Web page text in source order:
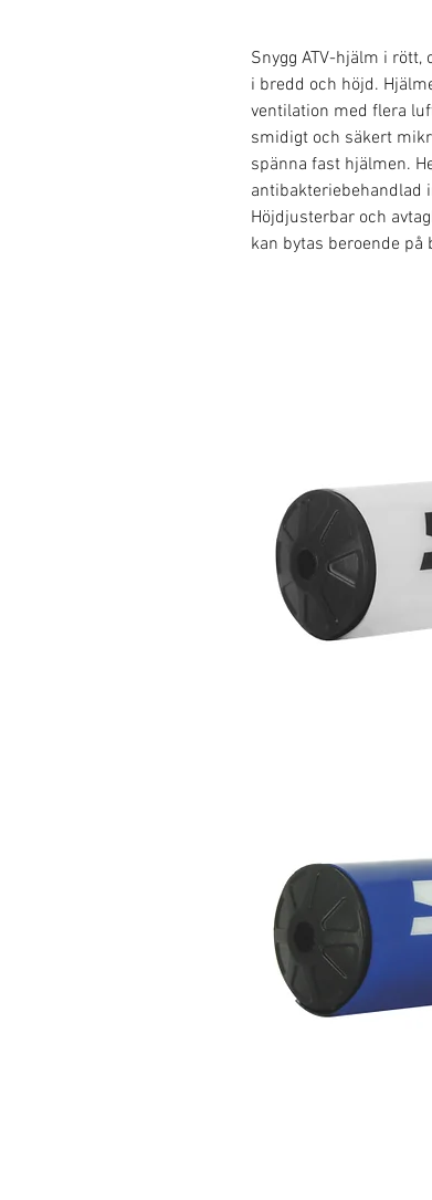
Snygg ATV-hjälm i
i bredd och höjd.
ventilation med flera
smidigt och säkert
spänna fast hjälmen.
antibakteriebehandlad
Höjdjusterbar och
kan bytas beroende på